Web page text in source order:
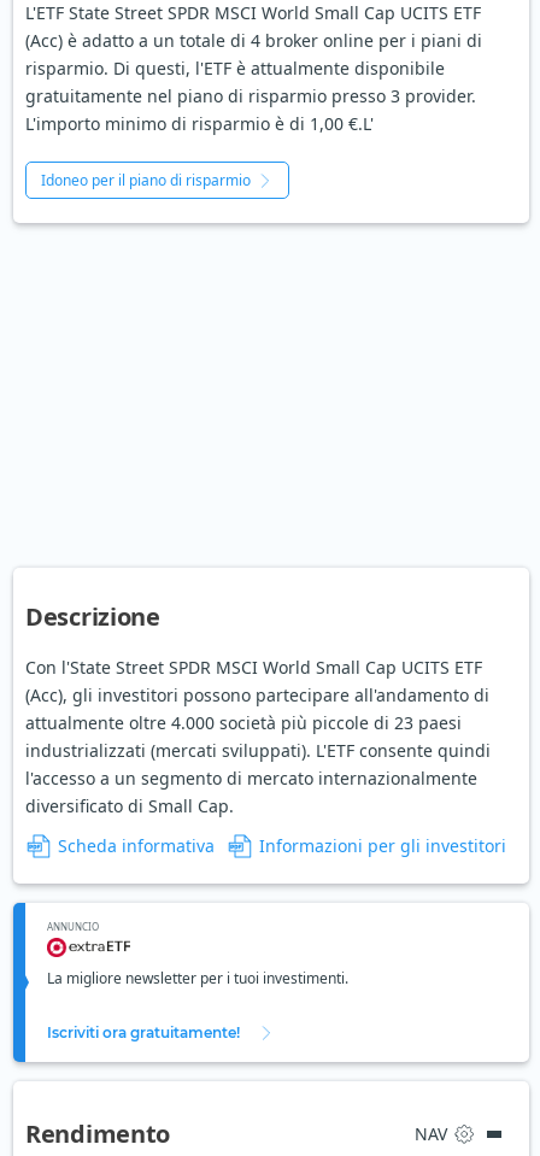
L'ETF State Street SPDR MSCI World Small Cap UCITS ETF
(Acc) è adatto a un totale di 4 broker online per i piani di
risparmio. Di questi, l'ETF è attualmente disponibile
gratuitamente nel piano di risparmio presso 3 provider.
L'importo minimo di risparmio è di 1,00 €.L'
Idoneo per il piano di risparmio
Descrizione
Con l'State Street SPDR MSCI World Small Cap UCITS ETF
(Acc), gli investitori possono partecipare all'andamento di
attualmente oltre 4.000 società più piccole di 23 paesi
industrializzati (mercati sviluppati). L'ETF consente quindi
l'accesso a un segmento di mercato internazionalmente
diversificato di Small Cap.
Scheda informativa
Informazioni per gli investitori
ANNUNCIO
La migliore newsletter per i tuoi investimenti.
Iscriviti ora gratuitamente!
Rendimento NAV